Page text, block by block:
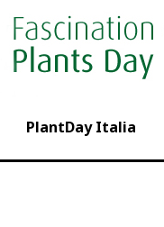
PlantDay Italia